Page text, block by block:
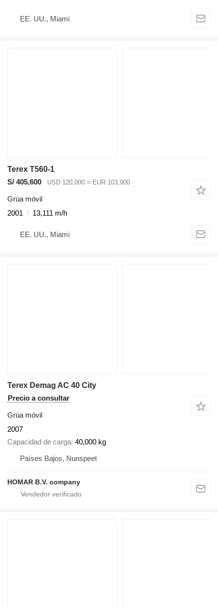
EE. UU., Miami
Terex T560-1
S/ 405,600
USD 120,000 ≈ EUR 103,900
Grúa móvil
2001
13,111 m/h
EE. UU., Miami
Terex Demag AC 40 City
Precio a consultar
Grúa móvil
2007
Capacidad de carga 40,000 kg
Países Bajos, Nunspeet
HOMAR B.V. company